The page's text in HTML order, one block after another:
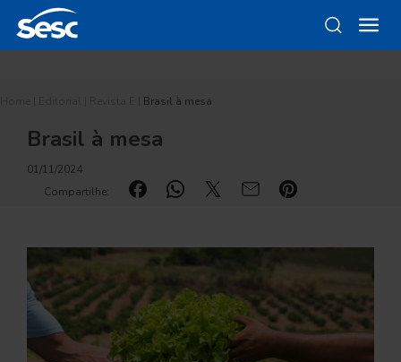
Brasil à mesa
Brasil à mesa
01/11/2024
Compartilhe: